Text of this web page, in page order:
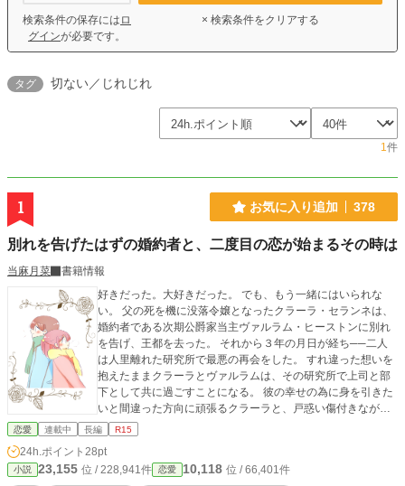
検索条件の保存には ロ
グインが必要です。
× 検索条件をクリアする
タグ 切ない／じれじれ
1件
1 お気に入り追加 378
別れを告げたはずの婚約者と、二度目の恋が始まるその時は
当麻月菜
書籍情報
好きだった。大好きだった。 でも、もう一緒にはいられな
い。 父の死を機に没落令嬢となったクラーラ・セランネは、
婚約者である次期公爵家当主ヴァルラム・ヒーストンに別れ
を告げ、王都を去った。 それから３年の月日が経ち──二人
は人里離れた研究所で最悪の再会をした。 すれ違った想いを
抱えたままクラーラとヴァルラムは、その研究所で上司と部
下として共に過ごすことになる。 彼の幸せの為に身を引きた
いと間違った方向に頑張るクラーラと、戸惑い傷付きながら
も絶対に手放す気が無いヴァルラム。 ただでさえ絡まる二人
の元執事がヴァルラムと火花を散らしたり。 個性的な研究所
の先輩たちに冷やかされたり、見守られながら、二人にとっ
恋愛 連載中 長編 R15
24h.ポイント 28pt
小説 23,155 位 / 228,941件 恋愛 10,118 位 / 66,401件